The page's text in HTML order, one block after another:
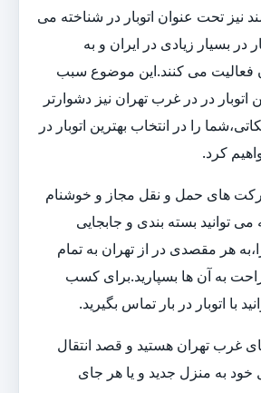
تحت عنوان اتوبار در شناخته می
بسیار زیادی در ایران و به
می کنند.این موضوع سبب
اتوبار در در غرب تهران نیز دشوارتر
را در انتخاب بهترین اتوبار در
کرد.
شرکت های حمل و نقل مجاز و خوشنام
توانید بسته بندی و جابجایی
هر مقصدی در از تهران به تمام
به آن ها بسپارید.برای کسب
با اتوبار در بار تماس بگیرید.
غرب تهران هستید و قصد انتقال
خود به منزل جدید و یا هر جای